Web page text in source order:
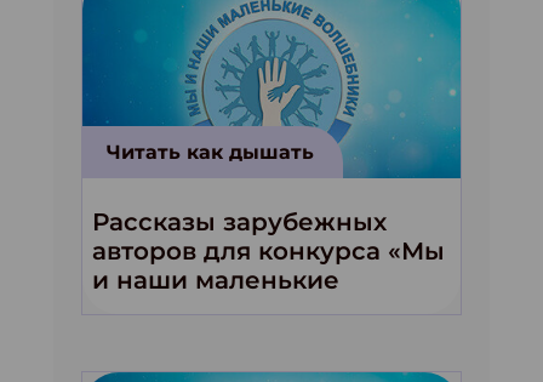
Читать как дышать
Рассказы зарубежных
авторов для конкурса «Мы
и наши маленькие
волшебники!»